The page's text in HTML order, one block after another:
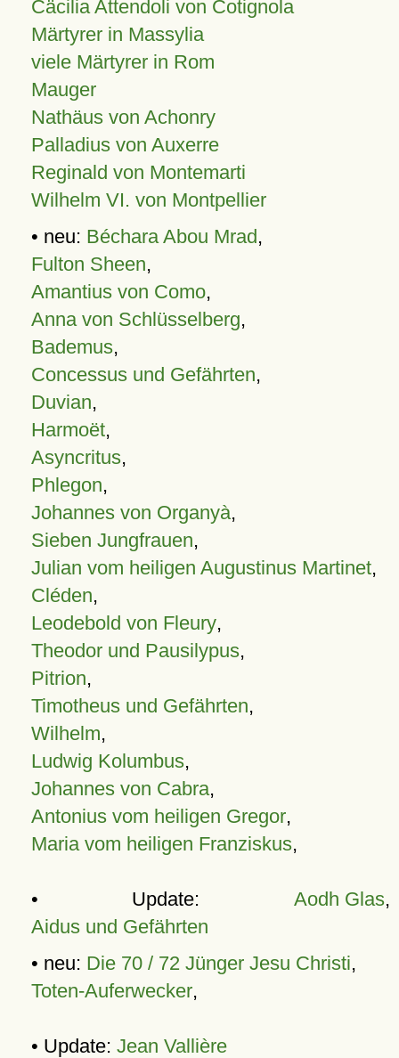
Cäcilia Attendoli von Cotignola
Märtyrer in Massylia
viele Märtyrer in Rom
Mauger
Nathäus von Achonry
Palladius von Auxerre
Reginald von Montemarti
Wilhelm VI. von Montpellier
• neu: Béchara Abou Mrad,
Fulton Sheen,
Amantius von Como,
Anna von Schlüsselberg,
Bademus,
Concessus und Gefährten,
Duvian,
Harmoët,
Asyncritus,
Phlegon,
Johannes von Organyà,
Sieben Jungfrauen,
Julian vom heiligen Augustinus Martinet,
Cléden,
Leodebold von Fleury,
Theodor und Pausilypus,
Pitrion,
Timotheus und Gefährten,
Wilhelm,
Ludwig Kolumbus,
Johannes von Cabra,
Antonius vom heiligen Gregor,
Maria vom heiligen Franziskus,
• Update: Aodh Glas,
Aidus und Gefährten
• neu: Die 70 / 72 Jünger Jesu Christi,
Toten-Auferwecker,
• Update: Jean Vallière